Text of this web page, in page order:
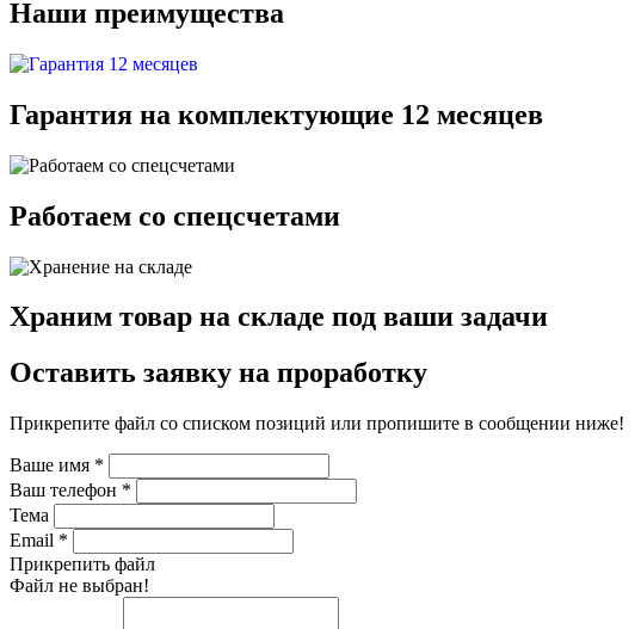
Наши преимущества
Гарантия на комплектующие 12 месяцев
Работаем со спецсчетами
Храним товар на складе под ваши задачи
Оставить заявку на проработку
Прикрепите файл со списком позиций или пропишите в сообщении ниже!
Ваше имя *
Ваш телефон *
Тема
Email *
Прикрепить файл
Файл не выбран!